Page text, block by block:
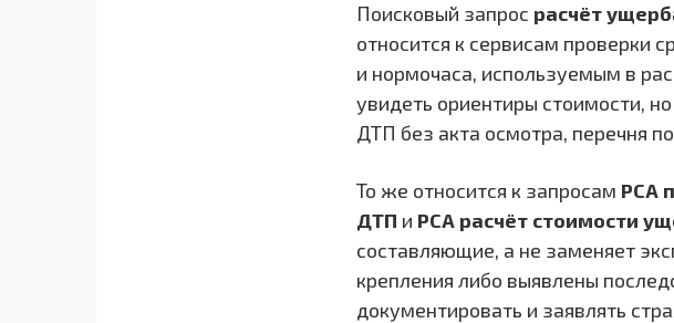
Поисковый запрос расчёт
относится к сервисам проверки
и нормочаса, используемым в
увидеть ориентиры стоимости,
ДТП без акта осмотра, перечня
То же относится к запросам РСА
ДТП и РСА расчёт стоимости
составляющие, а не заменяет
крепления либо выявлены
документировать и заявлять